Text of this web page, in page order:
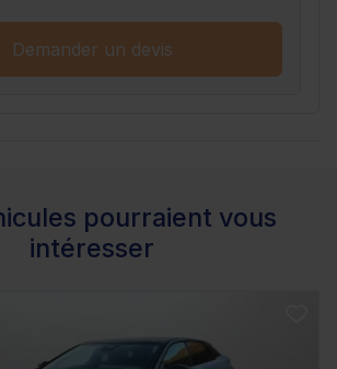
Demander un devis
pourraient vous
intéresser